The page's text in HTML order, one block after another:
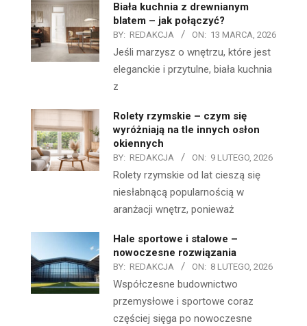
Biała kuchnia z drewnianym
blatem – jak połączyć?
BY: REDAKCJA ON: 13 MARCA, 2026
Jeśli marzysz o wnętrzu, które jest
eleganckie i przytulne, biała kuchnia
z
Rolety rzymskie – czym się
wyróżniają na tle innych osłon
okiennych
BY: REDAKCJA ON: 9 LUTEGO, 2026
Rolety rzymskie od lat cieszą się
niesłabnącą popularnością w
aranżacji wnętrz, ponieważ
Hale sportowe i stalowe –
nowoczesne rozwiązania
BY: REDAKCJA ON: 8 LUTEGO, 2026
Współczesne budownictwo
przemysłowe i sportowe coraz
częściej sięga po nowoczesne